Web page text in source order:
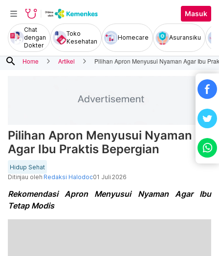
Masuk
Chat
dengan
Dokter
Toko
Kesehatan
Homecare Asuransiku
search Home Artikel Pilihan Apron Menyusui Nyaman Agar Ibu
Pilihan Apron Menyusui Nyaman
Agar Ibu Praktis Bepergian
Hidup Sehat
Ditinjau oleh Redaksi Halodoc01 Juli 2026
Rekomendasi Apron Menyusui Nyaman Agar Ibu
Tetap Modis